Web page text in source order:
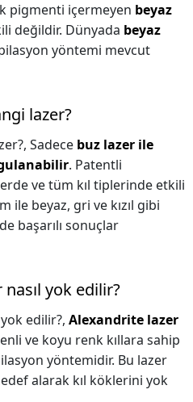
pigmenti içermeyen beyaz
değildir. Dünyada beyaz
yöntemi mevcut
lazer?
Sadece buz lazer ile
. Patentli
ve tüm kıl tiplerinde etkili
ile beyaz, gri ve kızıl gibi
başarılı sonuçlar
nasıl yok edilir?
edilir?, Alexandrite lazer
ve koyu renk kıllara sahip
yöntemidir. Bu lazer
alarak kıl köklerini yok